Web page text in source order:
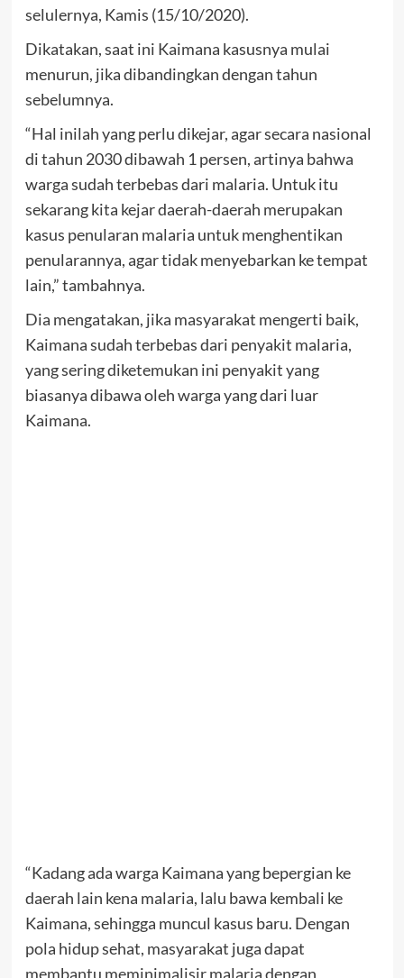
selulernya, Kamis (15/10/2020).
Dikatakan, saat ini Kaimana kasusnya mulai
menurun, jika dibandingkan dengan tahun
sebelumnya.
“Hal inilah yang perlu dikejar, agar secara nasional
di tahun 2030 dibawah 1 persen, artinya bahwa
warga sudah terbebas dari malaria. Untuk itu
sekarang kita kejar daerah-daerah merupakan
kasus penularan malaria untuk menghentikan
penularannya, agar tidak menyebarkan ke tempat
lain,” tambahnya.
Dia mengatakan, jika masyarakat mengerti baik,
Kaimana sudah terbebas dari penyakit malaria,
yang sering diketemukan ini penyakit yang
biasanya dibawa oleh warga yang dari luar
Kaimana.
“Kadang ada warga Kaimana yang bepergian ke
daerah lain kena malaria, lalu bawa kembali ke
Kaimana, sehingga muncul kasus baru. Dengan
pola hidup sehat, masyarakat juga dapat
membantu meminimalisir malaria dengan